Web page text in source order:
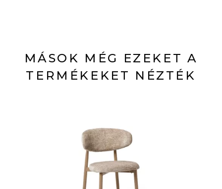
MÁSOK MÉG EZEKET A
TERMÉKEKET NÉZTÉK